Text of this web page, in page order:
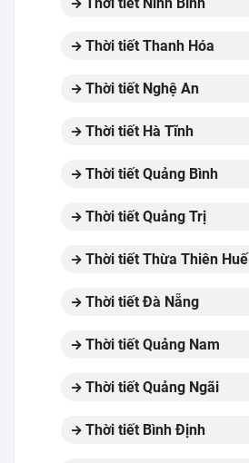
Thời tiết Thanh Hóa
Thời tiết Nghệ An
Thời tiết Hà Tĩnh
Thời tiết Quảng Bình
Thời tiết Quảng Trị
Thời tiết Thừa Thiên Huế
Thời tiết Đà Nẵng
Thời tiết Quảng Nam
Thời tiết Quảng Ngãi
Thời tiết Bình Định